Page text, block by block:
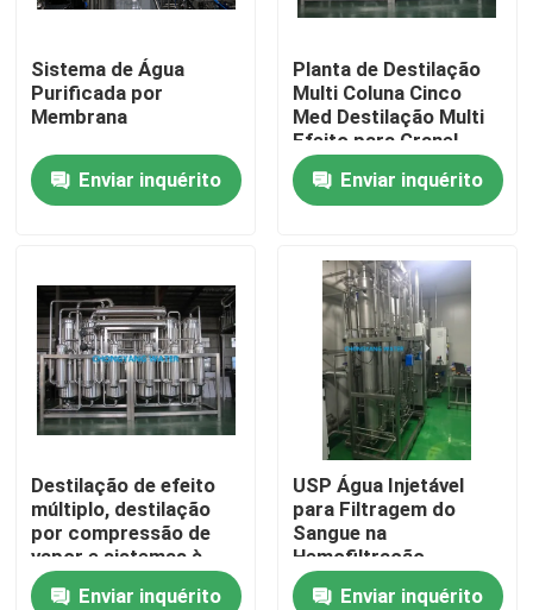
Casa
Produtos
Vídeos
Sobre nós
Excursão da fábrica
Controle da qualidade
Contate-nos
Peça umas citações
Sistema de Água
Purificada por
Membrana
Enviar inquérito
Planta de Destilação
Multi Coluna Cinco
Med Destilação Multi
Efeito para Granel
Enviar inquérito
Destilação de efeito
múltiplo, destilação
por compressão de
vapor e sistemas à
base de membrana
para água para
Enviar inquérito
USP Água Injetável
para Filtragem do
Sangue na
Hemofiltração
Enviar inquérito